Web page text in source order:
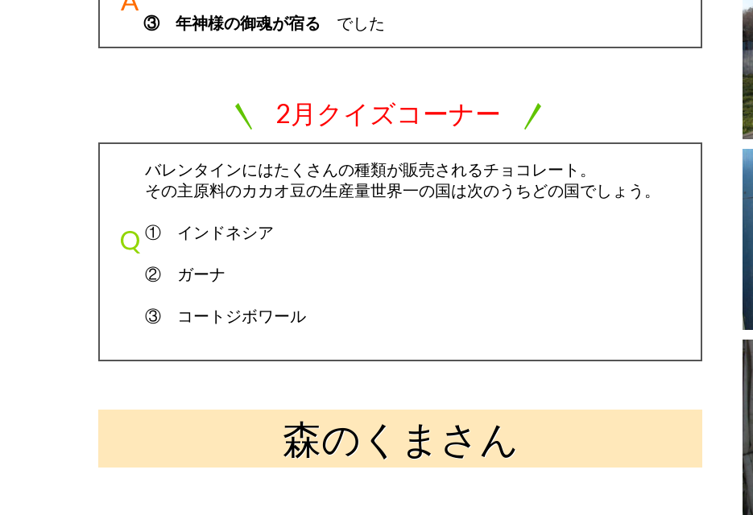
③ 年神様の御魂が宿る でした
2月クイズコーナー
バレンタインにはたくさんの種類が販売されるチョコレート。
その主原料のカカオ豆の生産量世界一の国は次のうちどの国でしょう。
① インドネシア
② ガーナ
③ コートジボワール
森のくまさん